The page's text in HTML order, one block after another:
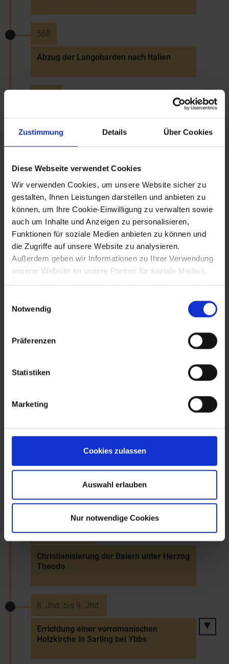
Zustimmung Details Über Cookies
Diese Webseite verwendet Cookies
Wir verwenden Cookies, um unsere Website sicher zu
gestalten, Ihnen Leistungen darstellen und anbieten zu
können, um Ihre Cookie-Einwilligung zu verwalten sowie
auch um Inhalte und Anzeigen zu personalisieren,
Funktionen für soziale Medien anbieten zu können und
die Zugriffe auf unsere Website zu analysieren.
Außerdem geben wir Informationen zu Ihrer Verwendung
unserer Website an unsere Partner für soziale Medien,
Werbung und Analysen weiter, die auch in Ländern sind,
gegeben ist, und in denen Sie Ihre Rechte uU nicht
effektiv durchsetzen können. Unsere Partner führen
diese Informationen möglicherweise mit weiteren Daten
zusammen, die Sie ihnen bereitgestellt haben oder die
haben.
Notwendig
Präferenzen
Statistiken
Marketing
Cookies zulassen
Auswahl erlauben
Nur notwendige Cookies
568
Abzug der Langobarden nach Italien
Vordringen der Awaren nach dem Abzug
der Langobarden
~600
Slawische Besiedlung im Gefolge der
Awaren
~600 bis ~800
Herrschaft der Awaren in
Niederösterreich
~623 bis ~658
Slawisches Reich unter Samo in Teilen
Awarische Gräberfelder Mödling-
und Brunn
658
~696 bis ~718
Christianisierung der Baiern unter Herzog
Theodo
8. Jhd. bis 9. Jhd.
Errichtung einer vorromanischen
Holzkirche in Sarling bei Ybbs